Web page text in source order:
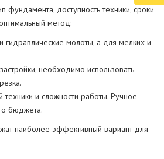
доступность техники, сроки
метод:
гидравлические молоты, а для мелких и
необходимо использовать
и сложности работы. Ручное
бюджета.
наиболее эффективный вариант для